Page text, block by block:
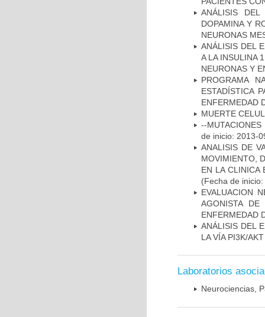
ANÁLISIS
DOPAMINA Y
NEURONAS
ANÁLISIS DEL
A LA INSULINA
NEURONAS Y
PROGRAMA
ESTADÍSTICA
ENFERMEDAD
MUERTE
--
de inicio: 2013-
ANALISIS DE
MOVIMIENTO,
EN LA CLINICA
(Fecha de
EVALUACION
AGONISTA
ENFERMEDAD
ANÁLISIS DEL
LA VÍA PI3K/
Laboratorios
Neurociencias,